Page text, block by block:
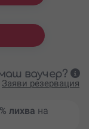
ваучер?
Заяви резервация
лихва на